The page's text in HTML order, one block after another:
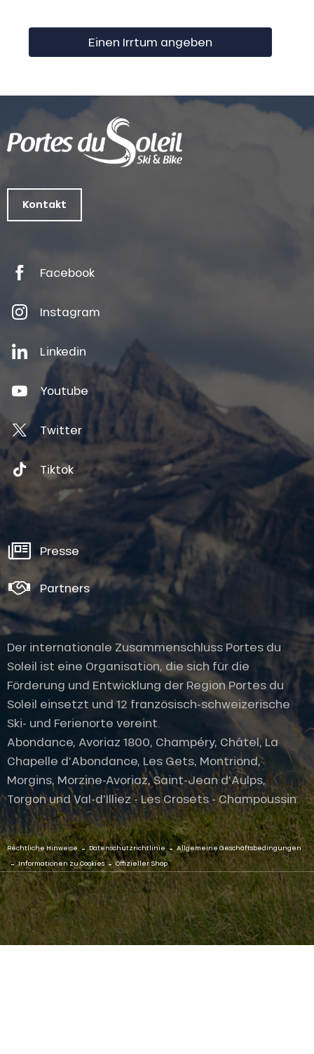
Einen Irrtum angeben
Kontakt
Facebook
Instagram
Linkedin
Youtube
Twitter
Tiktok
Presse
Partners
Der internationale Zusammenschluss Portes du
Soleil ist eine Organisation, die sich für die
Förderung und Entwicklung der Region Portes du
Soleil einsetzt und 12 französisch-schweizerische
Ski- und Ferienorte vereint.
Abondance, Avoriaz 1800, Champéry, Châtel, La
Chapelle d'Abondance, Les Gets, Montriond,
Morgins, Morzine-Avoriaz, Saint-Jean d'Aulps,
Torgon und Val-d'Illiez - Les Crosets - Champoussin.
Rechtliche Hinweise - Datenschutzrichtlinie - Allgemeine Geschäftsbedingungen
- Informationen zu Cookies - Offizieller Shop